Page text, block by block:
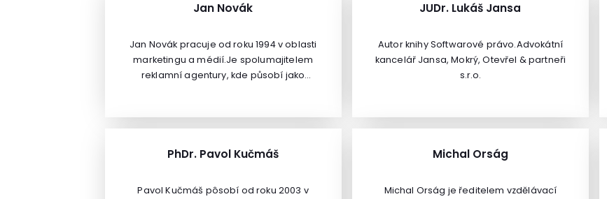
Jan Novák
Jan Novák pracuje od roku 1994 v oblasti
marketingu a médií.Je spolumajitelem
reklamní agentury, kde působí jako
strategií, budování značek a práce s daty
mezinárodních týmech i s lokálními
JUDr. Lukáš Jansa
Autor knihy Softwarové právo.Advokátní
kancelář Jansa, Mokrý, Otevřel & partneři
s.r.o.
PhDr. Pavol Kučmáš
Pavol Kučmáš pôsobí od roku 2003 v
Michal Orság
Michal Orság je ředitelem vzdělávací